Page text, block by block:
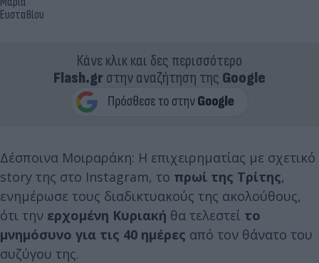
Ευσταθίου
Κάνε κλικ και δες περισσότερο
Flash.grστην αναζήτηση της Google
Δέσποινα Μοιραράκη: Η επιχειρηματίας με σχετικό
story της στο Instagram, το πρωί της Τρίτης,
ενημέρωσε τους διαδικτυακούς της ακολούθους,
ότι την ερχομένη Κυριακή θα τελεστεί το
μνημόσυνο για τις 40 ημέρες από τον θάνατο του
συζύγου της.